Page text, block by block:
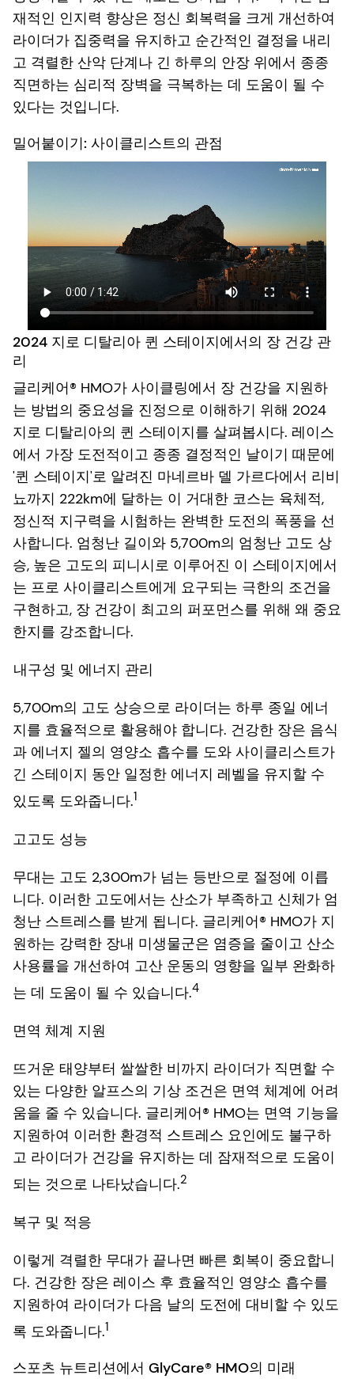
재적인 인지력 향상은 정신 회복력을 크게 개선하여
라이더가 집중력을 유지하고 순간적인 결정을 내리
고 격렬한 산악 단계나 긴 하루의 안장 위에서 종종
직면하는 심리적 장벽을 극복하는 데 도움이 될 수
있다는 것입니다.
밀어붙이기: 사이클리스트의 관점
2024 지로 디탈리아 퀸 스테이지에서의 장 건강 관
리
글리케어® HMO가 사이클링에서 장 건강을 지원하
는 방법의 중요성을 진정으로 이해하기 위해 2024
지로 디탈리아의 퀸 스테이지를 살펴봅시다. 레이스
에서 가장 도전적이고 종종 결정적인 날이기 때문에
'퀸 스테이지'로 알려진 마네르바 델 가르다에서 리비
뇨까지 222km에 달하는 이 거대한 코스는 육체적,
정신적 지구력을 시험하는 완벽한 도전의 폭풍을 선
사합니다. 엄청난 길이와 5,700m의 엄청난 고도 상
승, 높은 고도의 피니시로 이루어진 이 스테이지에서
는 프로 사이클리스트에게 요구되는 극한의 조건을
구현하고, 장 건강이 최고의 퍼포먼스를 위해 왜 중요
한지를 강조합니다.
내구성 및 에너지 관리
5,700m의 고도 상승으로 라이더는 하루 종일 에너
지를 효율적으로 활용해야 합니다. 건강한 장은 음식
과 에너지 젤의 영양소 흡수를 도와 사이클리스트가
긴 스테이지 동안 일정한 에너지 레벨을 유지할 수
있도록 도와줍니다.1
고고도 성능
무대는 고도 2,300m가 넘는 등반으로 절정에 이릅
니다. 이러한 고도에서는 산소가 부족하고 신체가 엄
청난 스트레스를 받게 됩니다. 글리케어® HMO가 지
원하는 강력한 장내 미생물군은 염증을 줄이고 산소
사용률을 개선하여 고산 운동의 영향을 일부 완화하
는 데 도움이 될 수 있습니다.4
면역 체계 지원
뜨거운 태양부터 쌀쌀한 비까지 라이더가 직면할 수
있는 다양한 알프스의 기상 조건은 면역 체계에 어려
움을 줄 수 있습니다. 글리케어® HMO는 면역 기능을
지원하여 이러한 환경적 스트레스 요인에도 불구하
고 라이더가 건강을 유지하는 데 잠재적으로 도움이
되는 것으로 나타났습니다.2
복구 및 적응
이렇게 격렬한 무대가 끝나면 빠른 회복이 중요합니
다. 건강한 장은 레이스 후 효율적인 영양소 흡수를
지원하여 라이더가 다음 날의 도전에 대비할 수 있도
록 도와줍니다.1
스포츠 뉴트리션에서 GlyCare® HMO의 미래